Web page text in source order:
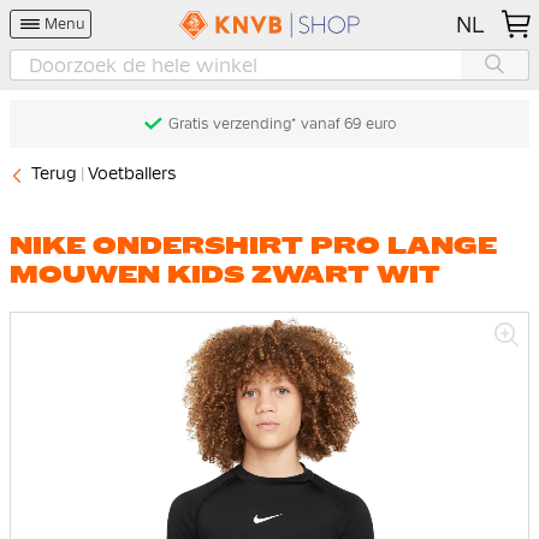
Menu NL
Gratis verzending* vanaf 69 euro
Terug Voetballers
NIKE ONDERSHIRT PRO LANGE
MOUWEN KIDS ZWART WIT